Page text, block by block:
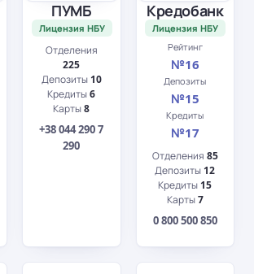
ПУМБ
Лицензия НБУ
Отделения
225
Депозиты 10
Кредиты6
Карты8
+38 044 290 7
290
Кредобанк
Лицензия НБУ
Рейтинг
№16
Депозиты
№15
Кредиты
№17
Отделения 85
Депозиты 12
Кредиты 15
Карты7
0 800 500 850